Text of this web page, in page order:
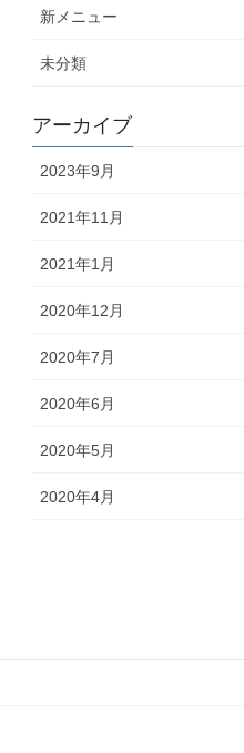
新メニュー
未分類
アーカイブ
2023年9月
2021年11月
2021年1月
2020年12月
2020年7月
2020年6月
2020年5月
2020年4月